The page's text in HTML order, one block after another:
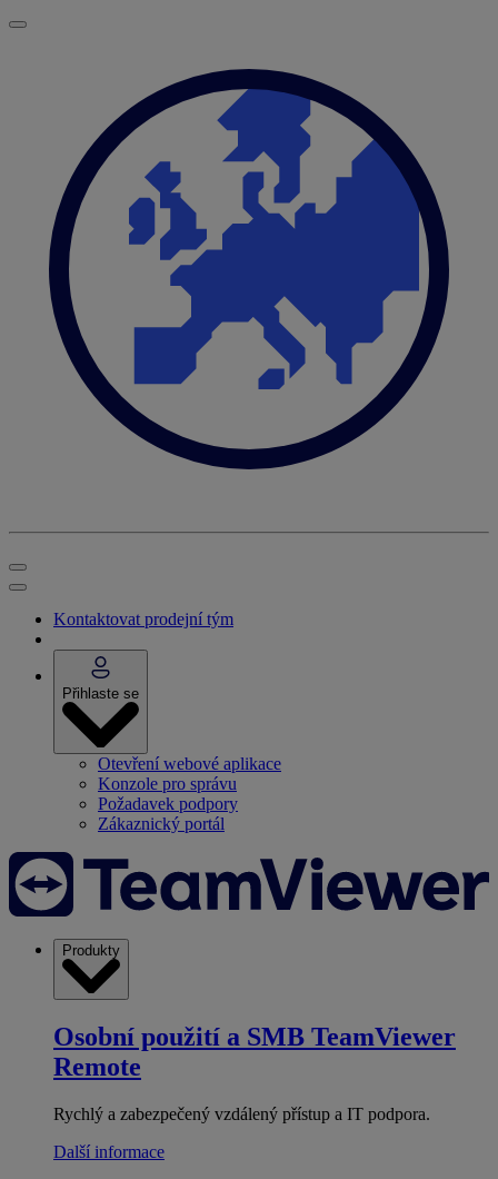
Kontaktovat prodejní tým
Přihlaste se
Otevření webové aplikace
Konzole pro správu
Požadavek podpory
Zákaznický portál
Produkty
Osobní použití a SMB TeamViewer
Remote
Rychlý a zabezpečený vzdálený přístup a IT podpora.
Další informace